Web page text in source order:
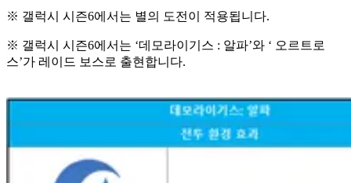
※ 갤럭시 시즌6에서는 별의 도전이 적용됩니다.
※ 갤럭시 시즌6에서는 ‘데모라이기스 : 알파’와 ‘ 오르트로
스’가 레이드 보스로 출현합니다.